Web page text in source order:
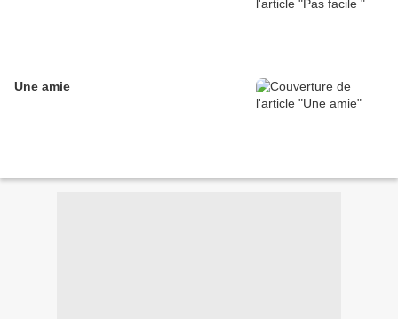
Une amie